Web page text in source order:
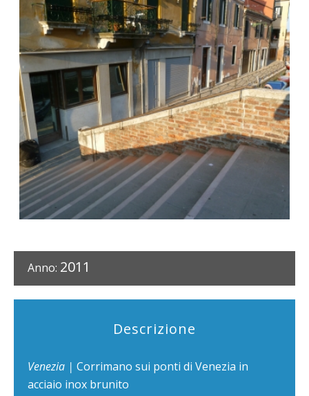
Anno: 2011
Descrizione
Venezia | Corrimano sui ponti di Venezia in
acciaio inox brunito